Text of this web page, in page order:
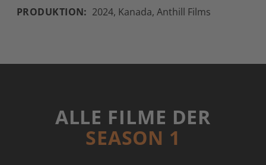
PRODUKTION: 2024, Kanada, Anthill Films
ALLE FILME DER
SEASON 1